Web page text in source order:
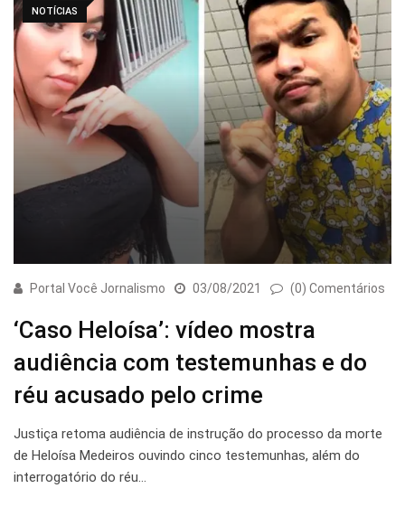
NOTÍCIAS
Portal Você Jornalismo 03/08/2021 (0) Comentários
‘Caso Heloísa’: vídeo mostra
audiência com testemunhas e do
réu acusado pelo crime
Justiça retoma audiência de instrução do processo da morte
de Heloísa Medeiros ouvindo cinco testemunhas, além do
interrogatório do réu…